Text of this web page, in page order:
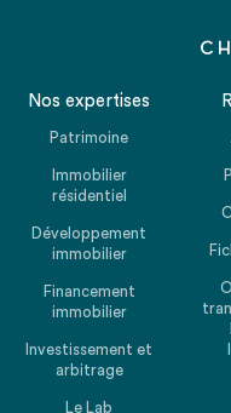
Nos expertises
Patrimoine
Immobilier
résidentiel
Développement
immobilier
Financement
immobilier
Investissement et
arbitrage
Le Lab